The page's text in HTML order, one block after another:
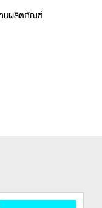
านผลิตภัณฑ์